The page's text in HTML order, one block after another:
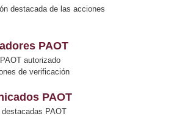
destacada de las acciones
PAOT
autorizado
de verificación
PAOT
PAOT